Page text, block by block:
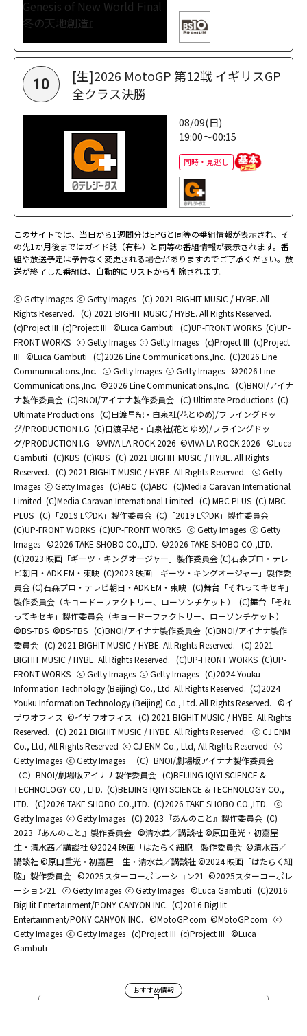
10
[生]2026 MotoGP 第12戦 イギリスGP
全クラス決勝
08/09(日)
19:00～00:15
同時・見逃し
このサイトでは、当日から1週間分はEPGと同等の番組情報が表示され、そ
の先1か月後まではガイド誌（有料）と同等の番組情報が表示されます。番
組や放送予定は予告なく変更される場合がありますのでご了承ください。放
送が終了した番組は、自動的にリストから削除されます。
ⓒ Getty Images ⓒ Getty Images (C) 2021 BIGHIT MUSIC / HYBE. All
Rights Reserved. (C) 2021 BIGHIT MUSIC / HYBE. All Rights Reserved.
(c)Project III (c)Project III ©Luca Gambuti (C)UP-FRONT WORKS (C)UP-
FRONT WORKS ⓒ Getty Images ⓒ Getty Images (c)Project III (c)Project
III ©Luca Gambuti (C)2026 Line Communications.,Inc. (C)2026 Line
Communications.,Inc. ⓒ Getty Images ⓒ Getty Images ©2026 Line
Communications.,Inc. ©2026 Line Communications.,Inc. (C)BNOI/アイナ
ナ製作委員会 (C)BNOI/アイナナ製作委員会 (C) Ultimate Productions (C)
Ultimate Productions (C)日渡早紀・白泉社(花とゆめ)/フライングドッ
グ/PRODUCTION I.G (C)日渡早紀・白泉社(花とゆめ)/フライングドッ
グ/PRODUCTION I.G ©️VIVA LA ROCK 2026 ©️VIVA LA ROCK 2026 ©Luca
Gambuti (C)KBS (C)KBS (C) 2021 BIGHIT MUSIC / HYBE. All Rights
Reserved. (C) 2021 BIGHIT MUSIC / HYBE. All Rights Reserved. ⓒ Getty
Images ⓒ Getty Images (C)ABC (C)ABC (C)Media Caravan International
Limited (C)Media Caravan International Limited (C) MBC PLUS (C) MBC
PLUS (C)「2019 L♡DK」製作委員会 (C)「2019 L♡DK」製作委員会
(C)UP-FRONT WORKS (C)UP-FRONT WORKS ⓒ Getty Images ⓒ Getty
Images ©2026 TAKE SHOBO CO.,LTD. ©2026 TAKE SHOBO CO.,LTD.
(C)2023 映画「ギーツ・キングオージャー」製作委員会 (C)石森プロ・テレ
ビ朝日・ADK EM・東映 (C)2023 映画「ギーツ・キングオージャー」製作委
員会 (C)石森プロ・テレビ朝日・ADK EM・東映 (C)舞台「それってキセキ」
製作委員会（キョードーファクトリー、ローソンチケット）
(C)舞台「それ
ってキセキ」製作委員会（キョードーファクトリー、ローソンチケット）
©BS-TBS ©BS-TBS (C)BNOI/アイナナ製作委員会 (C)BNOI/アイナナ製作
委員会 (C) 2021 BIGHIT MUSIC / HYBE. All Rights Reserved. (C) 2021
BIGHIT MUSIC / HYBE. All Rights Reserved. (C)UP-FRONT WORKS (C)UP-
FRONT WORKS ⓒ Getty Images ⓒ Getty Images (C)2024 Youku
Information Technology (Beijing) Co., Ltd. All Rights Reserved. (C)2024
Youku Information Technology (Beijing) Co., Ltd. All Rights Reserved. ©イ
ザワオフィス ©イザワオフィス
(C) 2021 BIGHIT MUSIC / HYBE. All Rights
Reserved. (C) 2021 BIGHIT MUSIC / HYBE. All Rights Reserved. ⓒ CJ ENM
Co., Ltd, All Rights Reserved ⓒ CJ ENM Co., Ltd, All Rights Reserved ⓒ
Getty Images ⓒ Getty Images
（C）BNOI/劇場版アイナナ製作委員会
（C）BNOI/劇場版アイナナ製作委員会 (C)BEIJING IQIYI SCIENCE &
TECHNOLOGY CO., LTD. (C)BEIJING IQIYI SCIENCE & TECHNOLOGY CO.,
LTD. (C)2026 TAKE SHOBO CO.,LTD. (C)2026 TAKE SHOBO CO.,LTD. ⓒ
Getty Images ⓒ Getty Images (C) 2023『あんのこと』製作委員会 (C)
2023『あんのこと』製作委員会 ©清水茜／講談社 ©原田重光・初嘉屋一
生・清水茜／講談社 ©2024 映画「はたらく細胞」製作委員会 ©清水茜／
講談社 ©原田重光・初嘉屋一生・清水茜／講談社 ©2024 映画「はたらく細
胞」製作委員会 ©2025スターコーポレーション21 ©2025スターコーポレ
ーション21
ⓒ Getty Images ⓒ Getty Images ©Luca Gambuti (C)2016
BigHit Entertainment/PONY CANYON INC. (C)2016 BigHit
Entertainment/PONY CANYON INC. ©MotoGP.com ©MotoGP.com ⓒ
Getty Images ⓒ Getty Images (c)Project III (c)Project III ©Luca
Gambuti
おすすめ情報